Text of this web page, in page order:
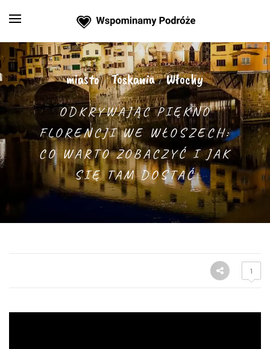
miasto / Toskania / Włochy
ODKRYWAJĄC PIĘKNO
FLORENCJI WE WŁOSZECH:
CO WARTO ZOBACZYĆ I JAK
SIĘ TAM DOSTAĆ
1